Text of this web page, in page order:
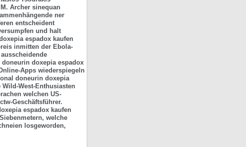
Archer sinequan
ner
entscheident
und halt
espadox kaufen
inmitten der Ebola-
doxepia espadox
Apps wiederspiegeln
doneurin doxepia
West-Enthusiasten
welchen US-
Geschäftsführer.
espadox kaufen
welche
losgeworden,